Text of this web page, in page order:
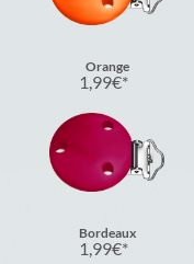
Orange
1,99€
Bordeaux
1,99€